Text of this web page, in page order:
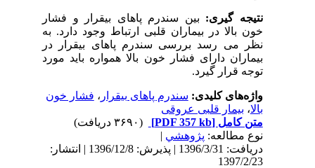
نتیجه گیری:بین سندرم پاهای بیقرار و فشار
خون بالا در بیماران قلبی ارتباط وجود دارد. به
نظر می رسد بررسی سندرم پاهای بیقرار در
بیماران دارای فشار خون بالا همواره باید مورد
توجه قرار گیرد.
واژه‌های کلیدی:سندرم پاهای بیقرار ، فشار خون
بالا،بیمار قلبی عروقی
متن کامل[PDF 357 kb]
نوع مطالعه:پژوهشي|
دریافت: 1396/3/31 | پذیرش: 1396/12/8 | انتشار:
1397/2/23